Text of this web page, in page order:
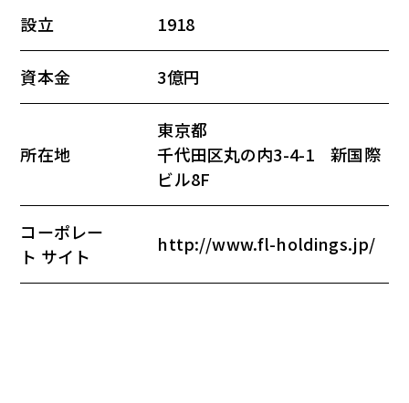
設立 1918
資本金 3億円
所在地
東京都
千代田区丸の内3-4-1 新国際
ビル8F
コーポレー
ト サイト
http://www.fl-holdings.jp/